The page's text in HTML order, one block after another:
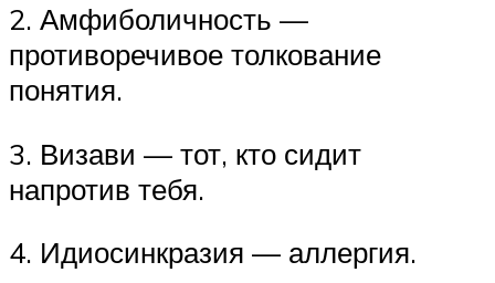
2. Амфиболичность —
противоречивое толкование
понятия.
3. Визави — тот, кто сидит
напротив тебя.
4. Идиосинкразия — аллергия.